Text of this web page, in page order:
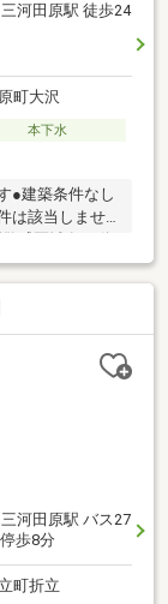
河田原駅 徒歩24
町大沢
本下水
●建築条件なし
は該当しませ
からないこと
たく思いま
辺の環境等を
河田原駅 バス27
歩8分
町折立